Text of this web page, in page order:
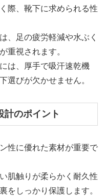
際、靴下に求められる性
、足の疲労軽減や水ぶく
重視されます。
は、厚手で吸汗速乾機
選びが欠かせません。
計のポイント
性に優れた素材が重要で
肌触りが柔らかく耐久性
をしっかり保護します。